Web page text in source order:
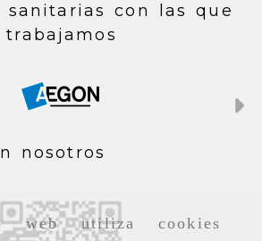
web utiliza cookies
sanitarias con las que
trabajamos
nosotros